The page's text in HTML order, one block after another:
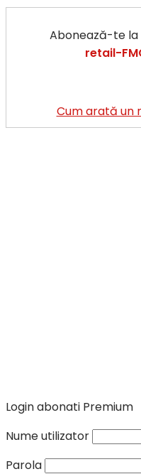
Abonează-te
retail-
Cum arată un
Login abonati Premium
Nume utilizator
Parola